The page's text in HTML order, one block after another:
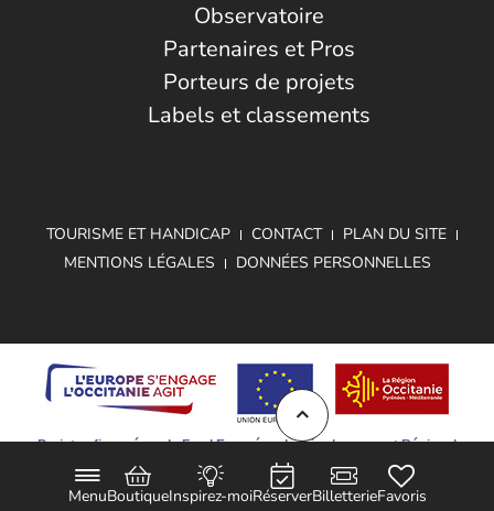
MenuBoutiqueInspirez-moiRéserverBilletterieFavoris
Observatoire
Partenaires et Pros
Porteurs de projets
Labels et classements
TOURISME ET HANDICAP CONTACT
PLAN DU SITE
MENTIONS LÉGALES
DONNÉES PERSONNELLES
Projet cofinancé par le Fond Européen de Développement Régional